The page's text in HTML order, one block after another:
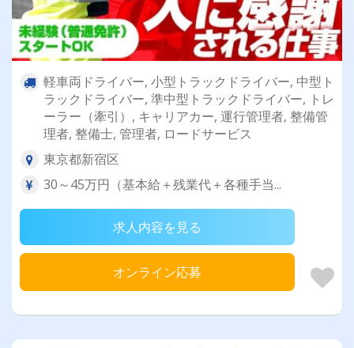
軽車両ドライバー, 小型トラックドライバー, 中型ト
ラックドライバー, 準中型トラックドライバー, トレ
ーラー（牽引）, キャリアカー, 運行管理者, 整備管
理者, 整備士, 管理者, ロードサービス
東京都新宿区
30～45万円（基本給＋残業代＋各種手当...
求人内容を見る
オンライン応募